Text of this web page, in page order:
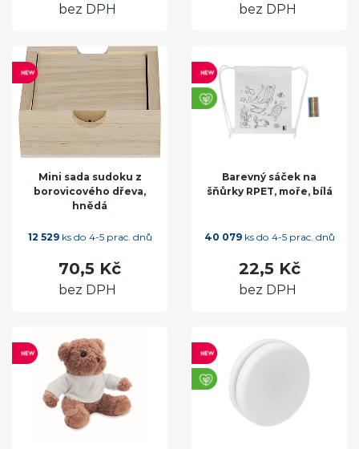
bez DPH bez DPH
Mini sada sudoku z
borovicového dřeva,
hnědá
12 529ks do 4-5 prac. dnů
70,5 Kč
bez DPH
Barevný sáček na
šňůrky RPET, moře, bílá
40 079ks do 4-5 prac. dnů
22,5 Kč
bez DPH